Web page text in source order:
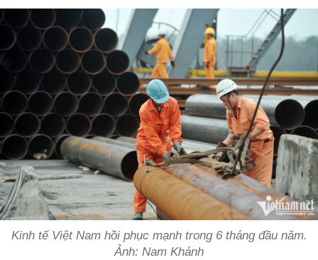
Kinh tế Việt Nam hồi phục mạnh trong 6 tháng đầu năm.
Ảnh: Nam Khánh